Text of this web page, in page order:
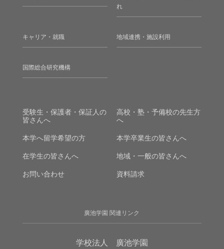
れ
キャリア・就職 地域連携・施設利用
国際総合研究機構
受験生・保護者・保証人の
皆さんへ
高校・塾・予備校の先生方
へ
本学へ留学希望の方 本学卒業生の皆さんへ
在学生の皆さんへ 地域・一般の皆さんへ
お問い合わせ 資料請求
廣池学園 関連リンク
学校法人 廣池学園